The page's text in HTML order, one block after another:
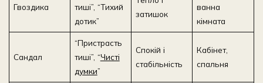
Гвоздика
тиші”, “Тихий
дотик”
затишок
ванна
кімната
Сандал
“Пристрасть
тиші”, “Чисті
думки”
Спокій і
стабільність
Кабінет,
спальня